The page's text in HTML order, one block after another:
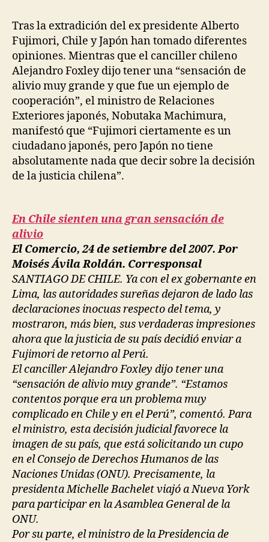
Tras la extradición del ex presidente Alberto
Fujimori, Chile y Japón han tomado diferentes
opiniones. Mientras que el canciller chileno
Alejandro Foxley dijo tener una “sensación de
alivio muy grande y que fue un ejemplo de
cooperación”, el ministro de Relaciones
Exteriores japonés, Nobutaka Machimura,
manifestó que “Fujimori ciertamente es un
ciudadano japonés, pero Japón no tiene
absolutamente nada que decir sobre la decisión
de la justicia chilena”.
En Chile sienten una gran sensación de
alivio
El Comercio, 24 de setiembre del 2007. Por
Moisés Ávila Roldán. Corresponsal
SANTIAGO DE CHILE. Ya con el ex gobernante en
Lima, las autoridades sureñas dejaron de lado las
declaraciones inocuas respecto del tema, y
mostraron, más bien, sus verdaderas impresiones
ahora que la justicia de su país decidió enviar a
Fujimori de retorno al Perú.
El canciller Alejandro Foxley dijo tener una
“sensación de alivio muy grande”. “Estamos
contentos porque era un problema muy
complicado en Chile y en el Perú”, comentó. Para
el ministro, esta decisión judicial favorece la
imagen de su país, que está solicitando un cupo
en el Consejo de Derechos Humanos de las
Naciones Unidas (ONU). Precisamente, la
presidenta Michelle Bachelet viajó a Nueva York
para participar en la Asamblea General de la
ONU.
Por su parte, el ministro de la Presidencia de